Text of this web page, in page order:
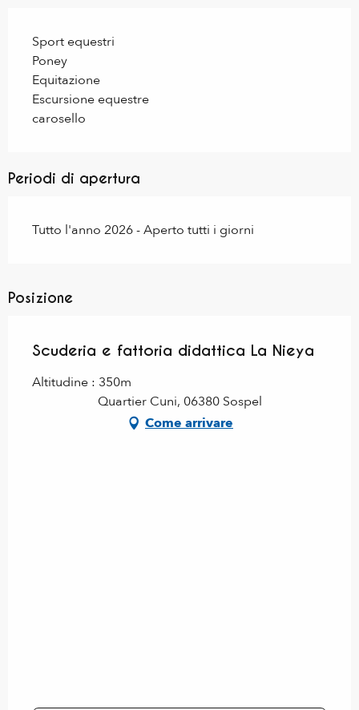
Sport equestri
Poney
Equitazione
Escursione equestre
carosello
Periodi di apertura
Tutto l'anno 2026 - Aperto tutti i giorni
Posizione
Scuderia e fattoria didattica La Nieya
Altitudine : 350m
Quartier Cuni, 06380 Sospel
Come arrivare